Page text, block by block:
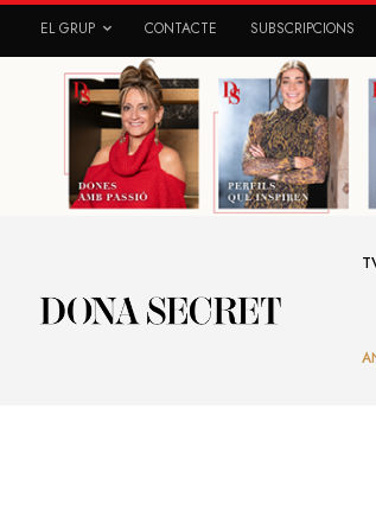
EL GRUP CONTACTE SUBSCRIPCIONS